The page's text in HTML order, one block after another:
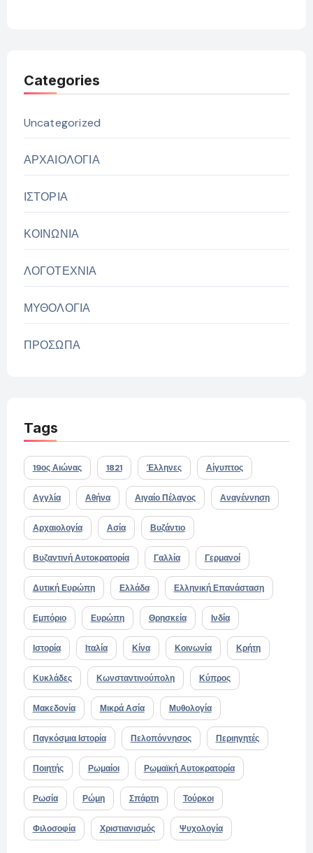
Categories
Uncategorized
ΑΡΧΑΙΟΛΟΓΙΑ
ΙΣΤΟΡΙΑ
ΚΟΙΝΩΝΙΑ
ΛΟΓΟΤΕΧΝΙΑ
ΜΥΘΟΛΟΓΙΑ
ΠΡΟΣΩΠΑ
Tags
19ος Αιώνας 1821 Έλληνες Αίγυπτος
Αγγλία Αθήνα Αιγαίο Πέλαγος Αναγέννηση
Αρχαιολογία Ασία Βυζάντιο
Βυζαντινή Αυτοκρατορία Γαλλία Γερμανοί
Δυτική Ευρώπη Ελλάδα Ελληνική Επανάσταση
Εμπόριο Ευρώπη Θρησκεία Ινδία
Ιστορία Ιταλία Κίνα Κοινωνία Κρήτη
Κυκλάδες Κωνσταντινούπολη Κύπρος
Μακεδονία Μικρά Ασία Μυθολογία
Παγκόσμια Ιστορία Πελοπόννησος Περιηγητές
Ποιητής Ρωμαίοι Ρωμαϊκή Αυτοκρατορία
Ρωσία Ρώμη Σπάρτη Τούρκοι
Φιλοσοφία Χριστιανισμός Ψυχολογία